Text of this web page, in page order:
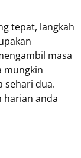
tepat, langkah
masa
mungkin
sehari dua.
harian anda